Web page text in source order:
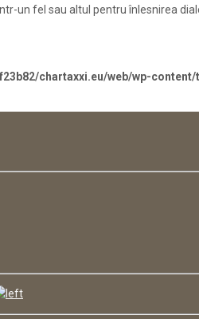
un fel sau altul pentru înlesnirea
chartaxxi.eu/web/wp-